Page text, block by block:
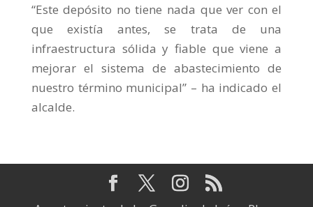
“Este depósito no tiene nada que ver con el
que existía antes, se trata de una
infraestructura sólida y fiable que viene a
mejorar el sistema de abastecimiento de
nuestro término municipal” – ha indicado el
alcalde.